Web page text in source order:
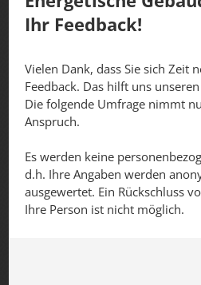
Ihr Feedback!
Vielen Dank, dass Sie sich Zeit
Feedback. Das hilft uns
Die folgende Umfrage nimmt
Anspruch.
Es werden keine
d.h. Ihre Angaben werden
ausgewertet. Ein Rückschluss
Ihre Person ist nicht möglich.